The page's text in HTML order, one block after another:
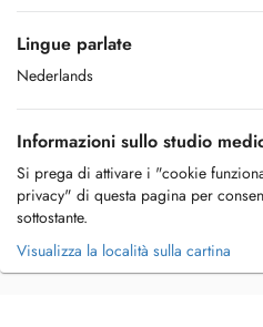
Lingue parlate
Nederlands
Informazioni sullo studio
Si prega di attivare i "cookie
privacy" di questa pagina per
sottostante.
Visualizza la località sulla cartina